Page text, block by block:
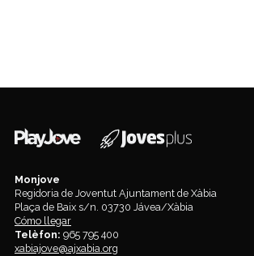
Monjove
Regidoria de Joventut Ajuntament de Xàbia
Plaça de Baix s/n. 03730 Jávea/Xàbia
Cómo llegar
Telèfon: 965 795 400
xabiajove@ajxabia.org